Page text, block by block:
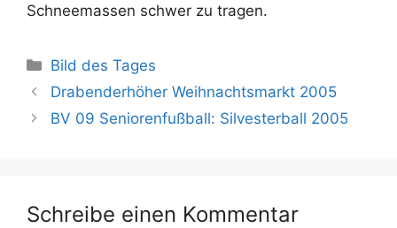
Schneemassen schwer zu tragen.
Kategorien
Bild des Tages
Drabenderhöher Weihnachtsmarkt 2005
BV 09 Seniorenfußball: Silvesterball 2005
Schreibe einen Kommentar